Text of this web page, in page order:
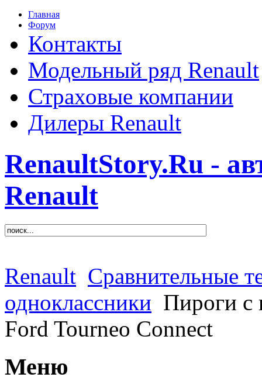
Главная
Форум
Контакты
Модельный ряд Renault
Страховые компании
Дилеры Renault
RenaultStory.Ru -
Renault
Renault Сравнительные
одноклассники Пироги с
Ford Tourneo Connect
Меню